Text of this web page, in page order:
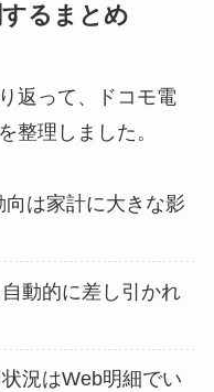
るまとめ
返って、ドコモ電
整理しました。
は家計に大きな影
動的に差し引かれ
況はWeb明細でい